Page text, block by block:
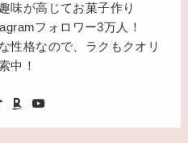
味が高じてお菓子作り
フォロワー3万人！
性格なので、ラクもクオリ
中！